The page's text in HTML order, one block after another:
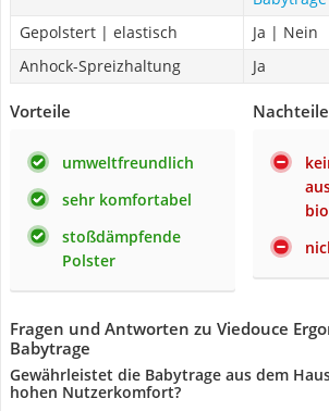
Gepolstert | elastisch
Ja | Nein
Anhock-Spreizhaltung
Ja
Vorteile
umweltfreundlich
sehr komfortabel
stoßdämpfende
Polster
Nachteile
Fragen und Antworten zu Viedouce
Babytrage
Gewährleistet die Babytrage aus dem
hohen Nutzerkomfort?